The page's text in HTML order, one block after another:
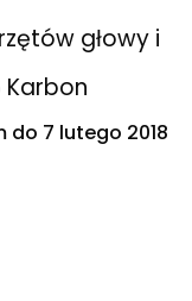
głowy i
do 7 lutego 2018